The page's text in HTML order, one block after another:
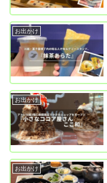
お出かけ
お出かけ
お出かけ